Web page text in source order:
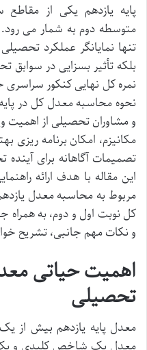
پایه یازدهم یکی از
متوسطه دوم به شمار می
تنها نمایانگر عملکرد
بلکه تأثیر بسزایی در
نمره کل نهایی کنکور
نحوه محاسبه معدل کل در پایه
و مشاوران تحصیلی از اهمیت
مکانیزم، امکان برنامه ریزی
تصمیمات آگاهانه برای
این مقاله با هدف ارائه
مربوط به محاسبه معدل
کل نوبت اول و دوم، به
و نکات مهم جانبی، تشریح
اهمیت حیاتی
تحصیلی
معدل پایه یازدهم بیش از
معدل یک شاخص کلیدی و